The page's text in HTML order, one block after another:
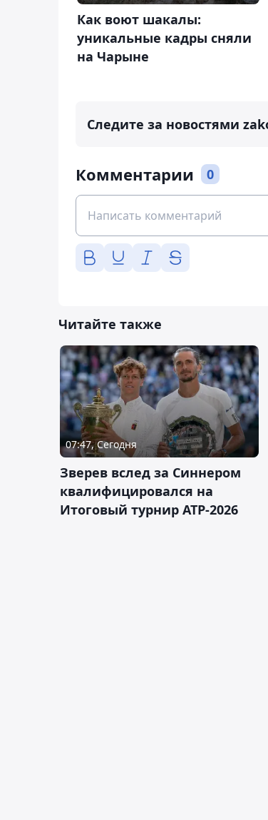
Как воют шакалы:
уникальные кадры сняли
на Чарыне
Следите за новостями
Комментарии 0
Читайте также
07:47, Сегодня
Зверев вслед за Синнером
квалифицировался на
Итоговый турнир ATP-2026